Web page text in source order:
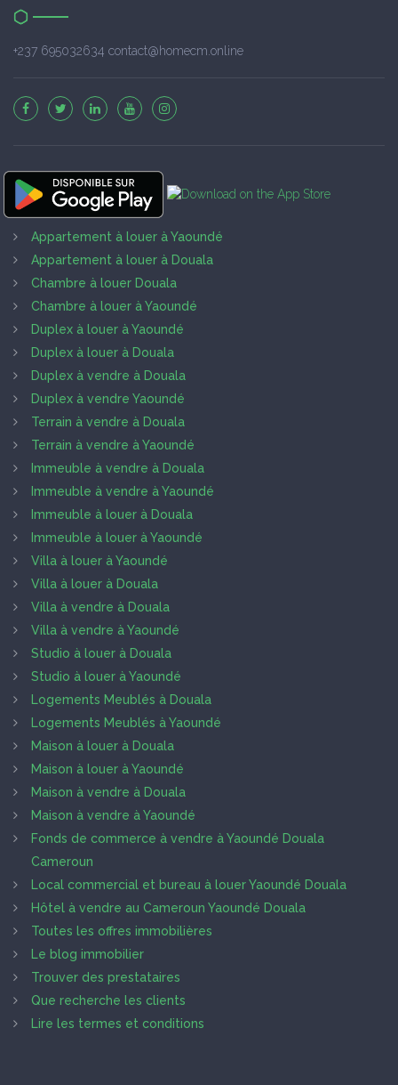
+237 695032634 contact@homecm.online
Appartement à louer à Yaoundé
Appartement à louer à Douala
Chambre à louer Douala
Chambre à louer à Yaoundé
Duplex à louer à Yaoundé
Duplex à louer à Douala
Duplex à vendre à Douala
Duplex à vendre Yaoundé
Terrain à vendre à Douala
Terrain à vendre à Yaoundé
Immeuble à vendre à Douala
Immeuble à vendre à Yaoundé
Immeuble à louer à Douala
Immeuble à louer à Yaoundé
Villa à louer à Yaoundé
Villa à louer à Douala
Villa à vendre à Douala
Villa à vendre à Yaoundé
Studio à louer à Douala
Studio à louer à Yaoundé
Logements Meublés à Douala
Logements Meublés à Yaoundé
Maison à louer à Douala
Maison à louer à Yaoundé
Maison à vendre à Douala
Maison à vendre à Yaoundé
Fonds de commerce à vendre à Yaoundé Douala
Cameroun
Local commercial et bureau à louer Yaoundé Douala
Hôtel à vendre au Cameroun Yaoundé Douala
Toutes les offres immobilières
Le blog immobilier
Trouver des prestataires
Que recherche les clients
Lire les termes et conditions